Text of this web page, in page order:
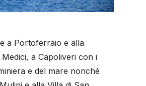
a Portoferraio e alla
a Capoliveri con i
e del mare nonché